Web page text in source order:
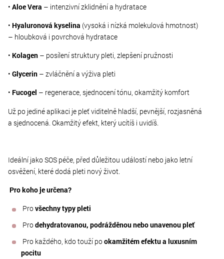
• Aloe Vera – intenzivní zklidnění a hydratace
• Hyaluronová kyselina (vysoká i nízká molekulová hmotnost)
– hloubková i povrchová hydratace
• Kolagen – posílení struktury pleti, zlepšení pružnosti
• Glycerin – zvláčnění a výživa pleti
• Fucogel – regenerace, sjednocení tónu, okamžitý komfort
Už po jediné aplikaci je pleť viditelně hladší, pevnější, rozjasněná
a sjednocená. Okamžitý efekt, který ucítíš i uvidíš.
Ideální jako SOS péče, před důležitou událostí nebo jako letní
osvěžení, které dodá pleti nový život.
Pro koho je určena?
Provšechny typy pleti
Prodehydratovanou, podrážděnou nebo unavenou pleť
Pro každého, kdo touží pookamžitém efektu a luxusním
pocitu